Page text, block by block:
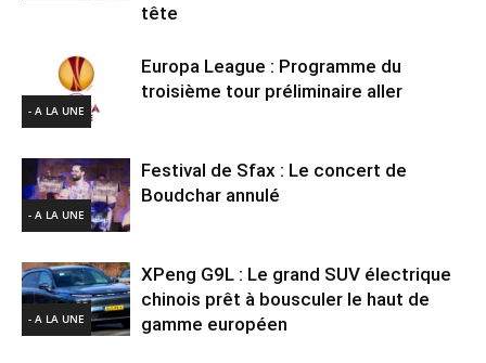
tête
- A LA UNE
Europa League : Programme du
troisième tour préliminaire aller
- A LA UNE
Festival de Sfax : Le concert de
Boudchar annulé
- A LA UNE
XPeng G9L : Le grand SUV électrique
chinois prêt à bousculer le haut de
gamme européen